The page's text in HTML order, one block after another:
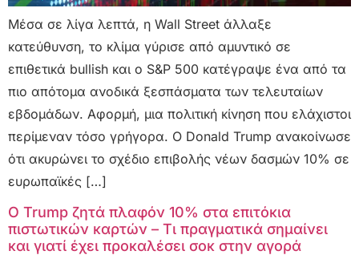
Μέσα σε λίγα λεπτά, η Wall Street άλλαξε
κατεύθυνση, το κλίμα γύρισε από αμυντικό σε
επιθετικά bullish και ο S&P 500 κατέγραψε ένα από τα
πιο απότομα ανοδικά ξεσπάσματα των τελευταίων
εβδομάδων. Αφορμή, μια πολιτική κίνηση που ελάχιστοι
περίμεναν τόσο γρήγορα. Ο Donald Trump ανακοίνωσε
ότι ακυρώνει το σχέδιο επιβολής νέων δασμών 10% σε
ευρωπαϊκές […]
Ο Trump ζητά πλαφόν 10% στα επιτόκια
πιστωτικών καρτών – Τι πραγματικά σημαίνει
και γιατί έχει προκαλέσει σοκ στην αγορά